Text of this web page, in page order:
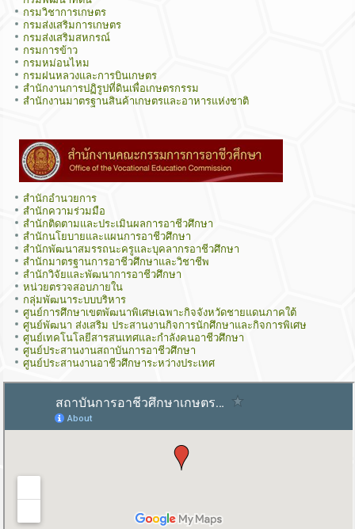
กรมวิชาการเกษตร
กรมส่งเสริมการเกษตร
กรมส่งเสริมสหกรณ์
กรมการข้าว
กรมหม่อนไหม
กรมฝนหลวงและการบินเกษตร
สำนักงานการปฏิรูปที่ดินเพื่อเกษตรกรรม
สำนักงานมาตรฐานสินค้าเกษตรและอาหารแห่งชาติ
สำนักอำนวยการ
สำนักความร่วมมือ
สำนักติดตามและประเมินผลการอาชีวศึกษา
สำนักนโยบายและแผนการอาชีวศึกษา
สำนักพัฒนาสมรรถนะครูและบุคลากรอาชีวศึกษา
สำนักมาตรฐานการอาชีวศึกษาและวิชาชีพ
สำนักวิจัยและพัฒนาการอาชีวศึกษา
หน่วยตรวจสอบภายใน
กลุ่มพัฒนาระบบบริหาร
ศูนย์การศึกษาเขตพัฒนาพิเศษเฉพาะกิจจังหวัดชายแดนภาคใต้
ศูนย์พัฒนา ส่งเสริม ประสานงานกิจการนักศึกษาและกิจการพิเศษ
ศูนย์เทคโนโลยีสารสนเทศและกำลังคนอาชีวศึกษา
ศูนย์ประสานงานสถาบันการอาชีวศึกษา
ศูนย์ประสานงานอาชีวศึกษาระหว่างประเทศ